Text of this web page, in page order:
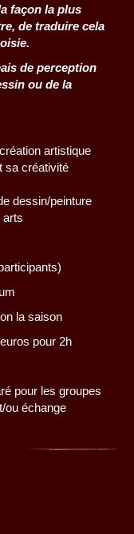
façon la plus
de traduire cela
de perception
ou de la
artistique
sa créativité
dessin/peinture
arts
la saison
pour 2h
pour les groupes
ou échange